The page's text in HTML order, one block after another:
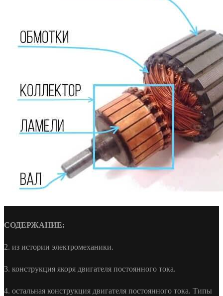
СОДЕРЖАНИЕ:
2. из истории электромеханики.
3. конструкция якоря двигателя постоянного тока.
4. остальная конструкция двигателя постоянного тока. Типы